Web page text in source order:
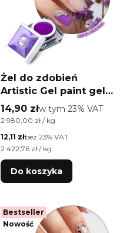
Żel do zdobień
Artistic Gel paint gel
ombre ornamenty
Allepaznokcie
Medium Purple HEMA
/Di-HEMA free 5g
Cena brutto
14,90 złw tym %s VAT
w tym 23% VAT
Cena jednostkowa brutto
2 980,00 zł / kg
Cena netto
12,11 złbez 23% VAT
Cena jednostkowa netto
2 422,76 zł / kg
Do koszyka
Bestseller
Nowość